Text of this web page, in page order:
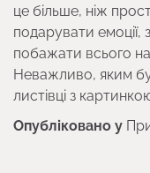
це більше, ніж
подарувати
побажати всього
Неважливо, яким
листівці з
Опубліковано у